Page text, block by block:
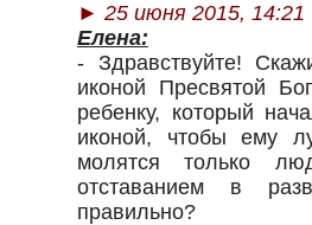
► 25 июня 2015, 14:21
Елена:
- Здравствуйте!
иконой Пресвятой
ребенку, который
иконой, чтобы ему
молятся только
отставанием в
правильно?